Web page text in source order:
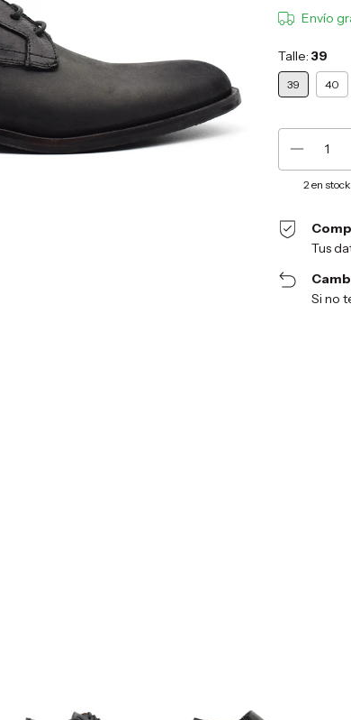
Envío
Talle: 39
39 40
2 en stock
Tus
Si no